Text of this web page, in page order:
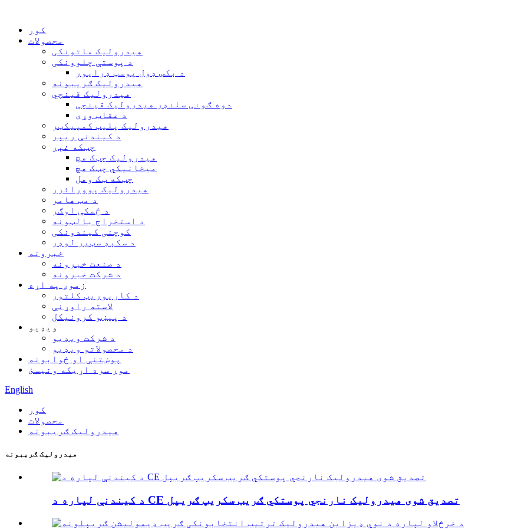
کور
محصولات
هیدرولیک ماتونکی
د پوستې چلوونکی
د بکس ډول پوسټ ډرایور
هیدرولیک ګریبونه
هیدرولیک قینچي
دوه ګونی سلنډر هیدرولیک قینچی
د عقاب وړی
هیدرولیک پلیټ کمپیکټر
د کیندنې ریپر
چټکه غېږ
هیدرولیک چټک هچ
میخانیکي چټک هچ
چټکه ټک وهل
هیدرولیک پوورائزر
د مټ هامر
د ځمکې اوګر
د استخراج بالټونه
کوچنی کیندونکی
د سکېډ سټیر لوډر
خبرونه
د صنعت خبرونه
د شرکت خبرونه
زموږ په اړه
د کارپوریټ کلتور
لاسته راوړنې
د پیښو کرونیکل
ویډیو
د شرکت ویډیو
د محصولاتو ویډیو
پوښتنې او ځوابونه
موږ سره اړیکه ونیسئ
English
کور
محصولات
هیدرولیک ګریبونه
هیدرولیک ګریبونه
د کیندنې لپاره د CE تصدیق شوی هیدرولیک نارنجي پوستکي ګریب سکریپ ګریپل